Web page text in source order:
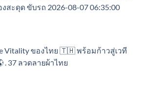
สะดุด ขับรถ 2026-08-07 06:35:00
Vitality ของไทย 🇹🇭 พร้อมก้าวสู่เวที
. 37 ลวดลายผ้าไทย